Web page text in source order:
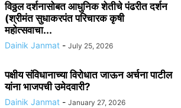
विठ्ठल दर्शनासोबत आधुनिक शेतीचे पंढरीत दर्शन
(श्रीमंत सुधाकरपंत परिचारक कृषी
महोत्सवाचा...
Dainik Janmat - July 25, 2026
पक्षीय संविधानाच्या विरोधात जाऊन अर्चना पाटील
यांना भाजपची उमेदवारी?
Dainik Janmat - January 27, 2026